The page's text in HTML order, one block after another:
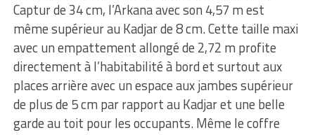
Captur de 34 cm, l’Arkana avec son 4,57 m est
même supérieur au Kadjar de 8 cm. Cette taille maxi
avec un empattement allongé de 2,72 m profite
directement à l’habitabilité à bord et surtout aux
places arrière avec un espace aux jambes supérieur
de plus de 5 cm par rapport au Kadjar et une belle
garde au toit pour les occupants. Même le coffre